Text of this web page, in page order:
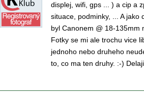
displej, wifi, gps ... ) a cip a
situace, podminky, ... A
byl Canonem @ 18-135mm
Fotky se mi ale trochu vice
jednoho nebo druheho
to, co ma ten druhy. :-)